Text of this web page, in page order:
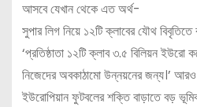
আসবে যেখান থেকে এত অর্থ-
সুপার লিগ নিয়ে ১২টি ক্লাবের যৌথ বিবৃতিতে
‘প্রতিষ্ঠাতা ১২টি ক্লাব ৩.৫ বিলিয়ন ইউরো
নিজেদের অবকাঠামো উন্নয়নের জন্য।’ আরও
ইউরোপিয়ান ফুটবলের শক্তি বাড়াতে বড়